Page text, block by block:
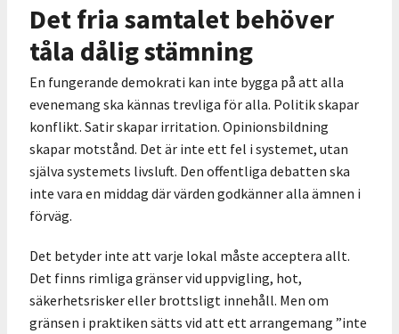
Det fria samtalet behöver
tåla dålig stämning
En fungerande demokrati kan inte bygga på att alla
evenemang ska kännas trevliga för alla. Politik skapar
konflikt. Satir skapar irritation. Opinionsbildning
skapar motstånd. Det är inte ett fel i systemet, utan
själva systemets livsluft. Den offentliga debatten ska
inte vara en middag där värden godkänner alla ämnen i
förväg.
Det betyder inte att varje lokal måste acceptera allt.
Det finns rimliga gränser vid uppvigling, hot,
säkerhetsrisker eller brottsligt innehåll. Men om
gränsen i praktiken sätts vid att ett arrangemang ”inte